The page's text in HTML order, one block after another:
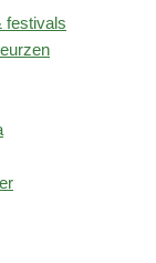
festivals